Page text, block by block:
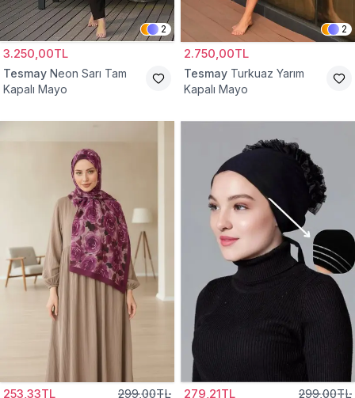
2
3.250,00TL
Tesmay Neon Sarı Tam
Kapalı Mayo
2
2.750,00TL
Tesmay Turkuaz Yarım
Kapalı Mayo
253,33TL 299,00TL 279,21TL 299,00TL